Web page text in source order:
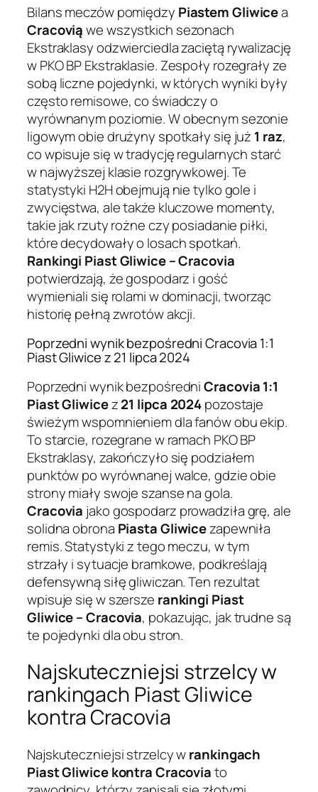
Bilans meczów pomiędzy Piastem Gliwicea
Cracoviąwe wszystkich sezonach
Ekstraklasy odzwierciedla zaciętą rywalizację
w PKO BP Ekstraklasie. Zespoły rozegrały ze
sobą liczne pojedynki, w których wyniki były
często remisowe, co świadczy o
wyrównanym poziomie. W obecnym sezonie
ligowym obie drużyny spotkały się już 1 raz,
co wpisuje się w tradycję regularnych starć
w najwyższej klasie rozgrywkowej. Te
statystyki H2H obejmują nie tylko gole i
zwycięstwa, ale także kluczowe momenty,
takie jak rzuty rożne czy posiadanie piłki,
które decydowały o losach spotkań.
Rankingi Piast Gliwice – Cracovia
potwierdzają, że gospodarz i gość
wymieniali się rolami w dominacji, tworząc
historię pełną zwrotów akcji.
Poprzedni wynik bezpośredni Cracovia 1:1
Piast Gliwice z 21 lipca 2024
Poprzedni wynik bezpośredniCracovia 1:1
Piast Gliwicez21 lipca 2024pozostaje
świeżym wspomnieniem dla fanów obu ekip.
To starcie, rozegrane w ramach PKO BP
Ekstraklasy, zakończyło się podziałem
punktów po wyrównanej walce, gdzie obie
strony miały swoje szanse na gola.
Cracovia jako gospodarz prowadziła grę, ale
solidna obrona Piasta Gliwicezapewniła
remis. Statystyki z tego meczu, w tym
strzały i sytuacje bramkowe, podkreślają
defensywną siłę gliwiczan. Ten rezultat
wpisuje się w szersze rankingi Piast
Gliwice – Cracovia, pokazując, jak trudne są
te pojedynki dla obu stron.
Najskuteczniejsi strzelcy w
rankingach Piast Gliwice
kontra Cracovia
Najskuteczniejsi strzelcy wrankingach
Piast Gliwice kontra Cracoviato